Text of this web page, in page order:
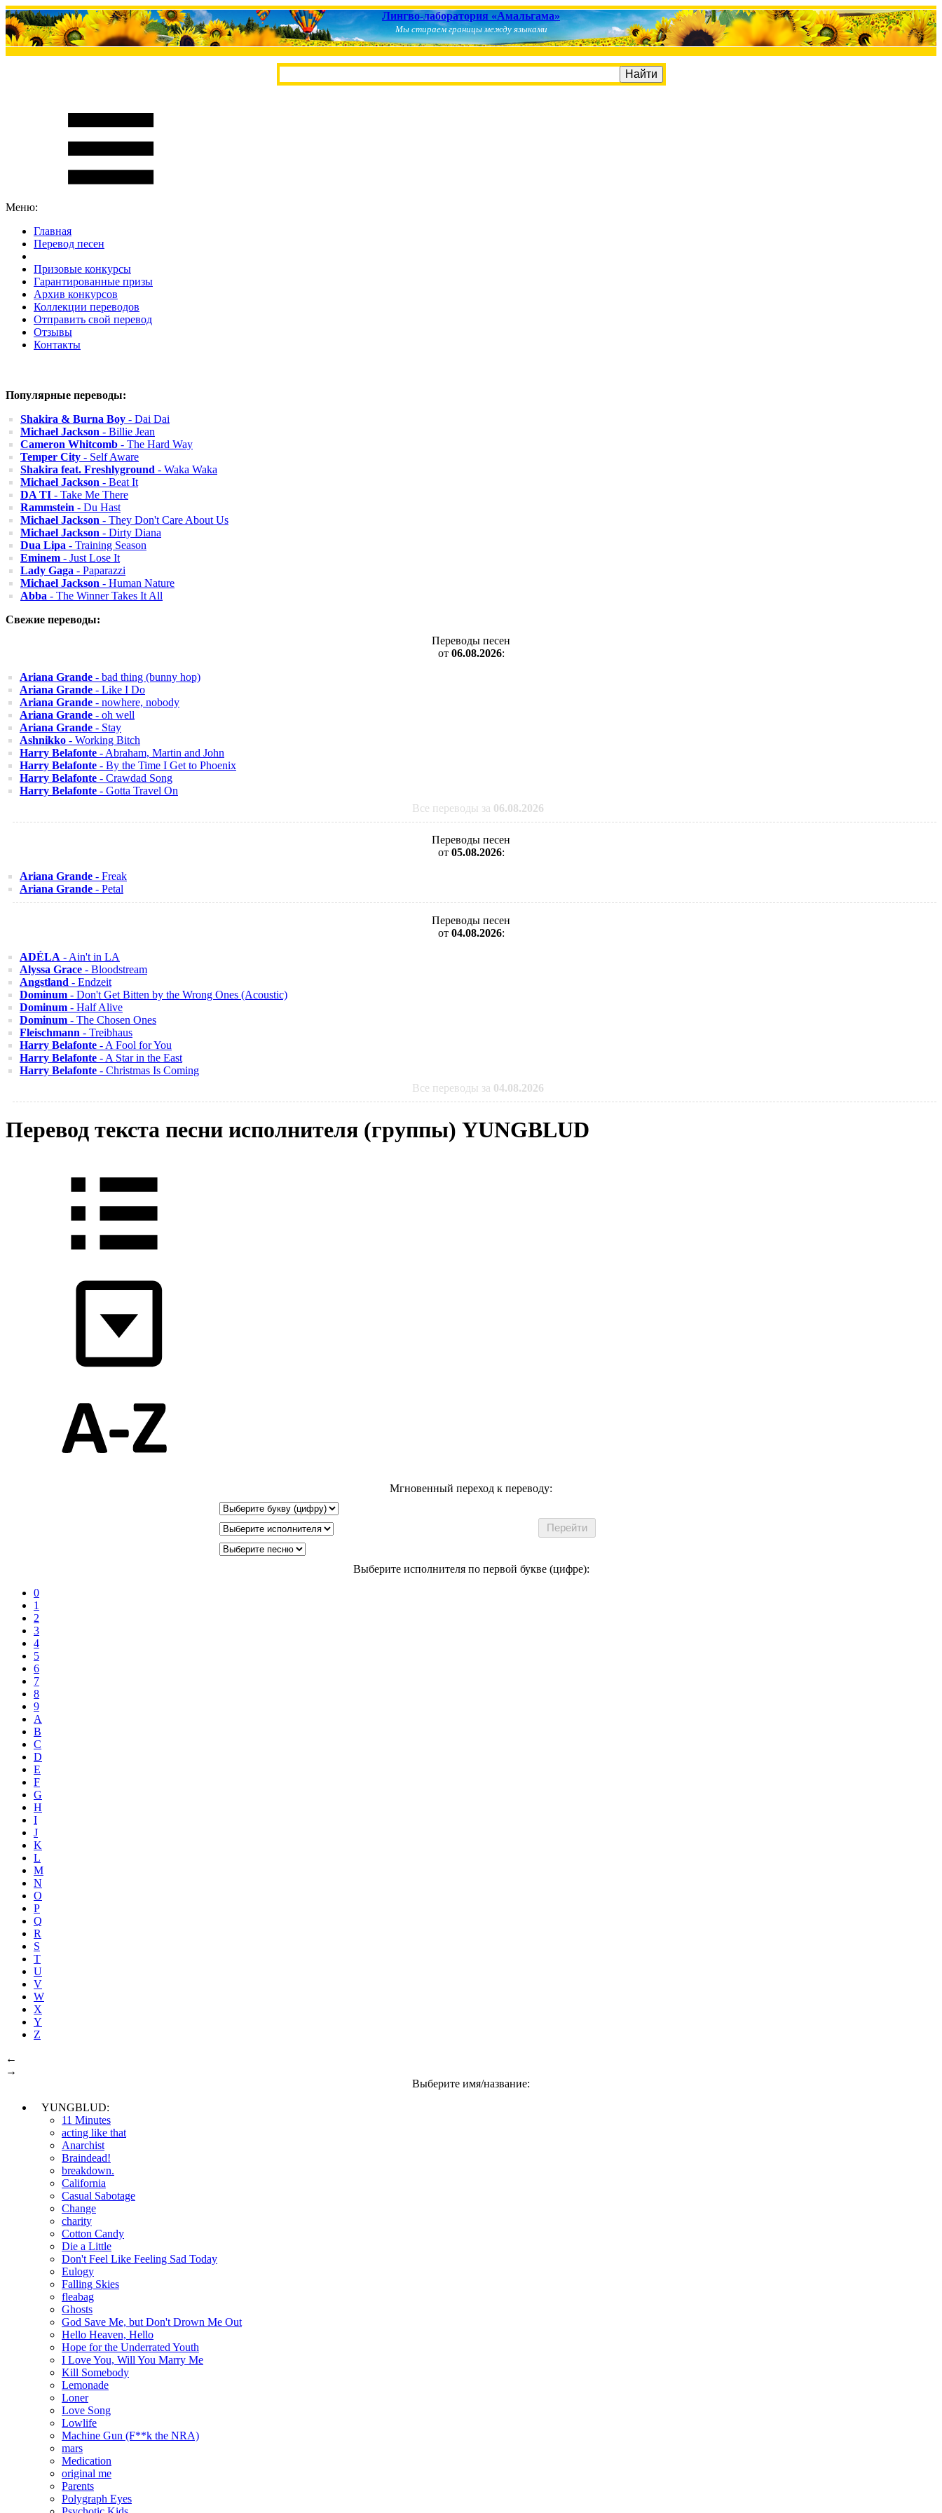
Лингво-лаборатория «Амальгама»
Мы стираем границы между языками
Меню:
Главная
Перевод песен
Призовые конкурсы
Гарантированные призы
Архив конкурсов
Коллекции переводов
Отправить свой перевод
Отзывы
Контакты
Популярные переводы:
Shakira & Burna Boy - Dai Dai
Michael Jackson - Billie Jean
Cameron Whitcomb - The Hard Way
Temper City - Self Aware
Shakira feat. Freshlyground - Waka Waka
Michael Jackson - Beat It
DA TI - Take Me There
Rammstein - Du Hast
Michael Jackson - They Don't Care About Us
Michael Jackson - Dirty Diana
Dua Lipa - Training Season
Eminem - Just Lose It
Lady Gaga - Paparazzi
Michael Jackson - Human Nature
Abba - The Winner Takes It All
Свежие переводы:
Переводы песен
от 06.08.2026:
Ariana Grande - bad thing (bunny hop)
Ariana Grande - Like I Do
Ariana Grande - nowhere, nobody
Ariana Grande - oh well
Ariana Grande - Stay
Ashnikko - Working Bitch
Harry Belafonte - Abraham, Martin and John
Harry Belafonte - By the Time I Get to Phoenix
Harry Belafonte - Crawdad Song
Harry Belafonte - Gotta Travel On
Все переводы за 06.08.2026
Переводы песен
от 05.08.2026:
Ariana Grande - Freak
Ariana Grande - Petal
Переводы песен
от 04.08.2026:
ADÉLA - Ain't in LA
Alyssa Grace - Bloodstream
Angstland - Endzeit
Dominum - Don't Get Bitten by the Wrong Ones (Acoustic)
Dominum - Half Alive
Dominum - The Chosen Ones
Fleischmann - Treibhaus
Harry Belafonte - A Fool for You
Harry Belafonte - A Star in the East
Harry Belafonte - Christmas Is Coming
Все переводы за 04.08.2026
Перевод текста песни исполнителя (группы) YUNGBLUD
Мгновенный переход к переводу:
Выберите исполнителя по первой букве (цифре):
0
1
2
3
4
5
6
7
8
9
A
B
C
D
E
F
G
H
I
J
K
L
M
N
O
P
Q
R
S
T
U
V
W
X
Y
Z
←
→
Выберите имя/название:
YUNGBLUD:
11 Minutes
acting like that
Anarchist
Braindead!
breakdown.
California
Casual Sabotage
Change
сharity
Cotton Candy
Die a Little
Don't Feel Like Feeling Sad Today
Eulogy
Falling Skies
fleabag
Ghosts
God Save Me, but Don't Drown Me Out
Hello Heaven, Hello
Hope for the Underrated Youth
I Love You, Will You Marry Me
Kill Somebody
Lemonade
Loner
Love Song
Lowlife
Machine Gun (F**k the NRA)
mars
Medication
original me
Parents
Polygraph Eyes